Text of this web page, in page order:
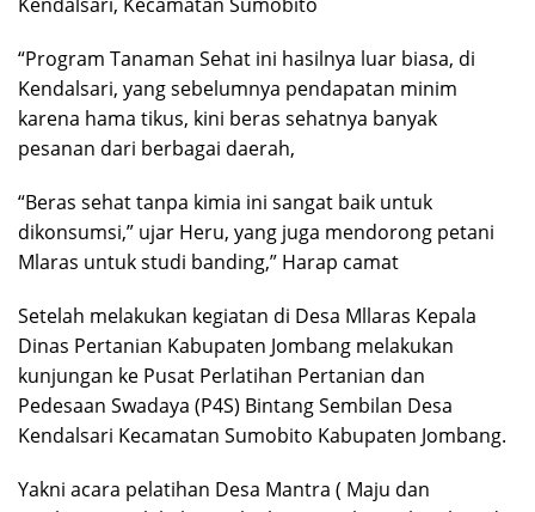
“Program Tanaman Sehat ini hasilnya luar biasa, di
Kendalsari, yang sebelumnya pendapatan minim
karena hama tikus, kini beras sehatnya banyak
pesanan dari berbagai daerah,
“Beras sehat tanpa kimia ini sangat baik untuk
dikonsumsi,” ujar Heru, yang juga mendorong petani
Mlaras untuk studi banding,” Harap camat
Setelah melakukan kegiatan di Desa Mllaras Kepala
Dinas Pertanian Kabupaten Jombang melakukan
kunjungan ke Pusat Perlatihan Pertanian dan
Pedesaan Swadaya (P4S) Bintang Sembilan Desa
Kendalsari Kecamatan Sumobito Kabupaten Jombang.
Yakni acara pelatihan Desa Mantra ( Maju dan